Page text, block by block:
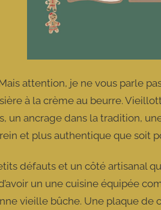
attention, je ne vous parle
à la crème au beurre.
un ancrage dans la tradition,
et plus authentique que soit
défauts et un côté artisanal
un une cuisine équipée
vieille bûche. Une plaque de